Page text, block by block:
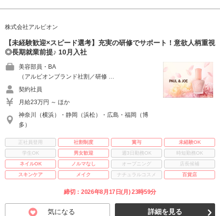
株式会社アルビオン
【未経験歓迎×スピード選考】充実の研修でサポート！意欲人柄重視
◎長期就業前提♪ 10月入社
美容部員・BA
（アルビオンブランド社割／研修 …
契約社員
月給23万円 ～ ほか
神奈川（横浜）・静岡（浜松）・広島・福岡（博
多）
正社員登用 社割制度 賞与
未経験OK
学生OK
男女歓迎 週3日勤務OK
時短勤務OK
ネイルOK
ノルマなし オープニング
店長候補
スキンケア
メイク ナチュラルコスメ 百貨店
締切：2026年8月17日(月) 23時59分
気になる 詳細を見る